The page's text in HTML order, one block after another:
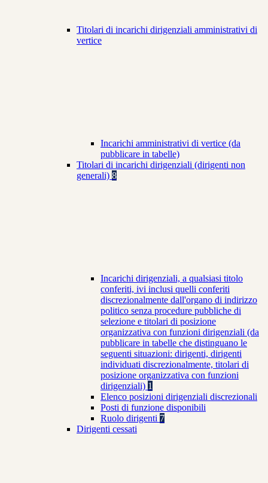
Titolari di incarichi dirigenziali amministrativi di
vertice
Incarichi amministrativi di vertice (da
pubblicare in tabelle)
Titolari di incarichi dirigenziali (dirigenti non
generali) 8
Incarichi dirigenziali, a qualsiasi titolo
conferiti, ivi inclusi quelli conferiti
discrezionalmente dall'organo di indirizzo
politico senza procedure pubbliche di
selezione e titolari di posizione
organizzativa con funzioni dirigenziali (da
pubblicare in tabelle che distinguano le
seguenti situazioni: dirigenti, dirigenti
individuati discrezionalmente, titolari di
posizione organizzativa con funzioni
dirigenziali) 1
Elenco posizioni dirigenziali discrezionali
Posti di funzione disponibili
Ruolo dirigenti 7
Dirigenti cessati